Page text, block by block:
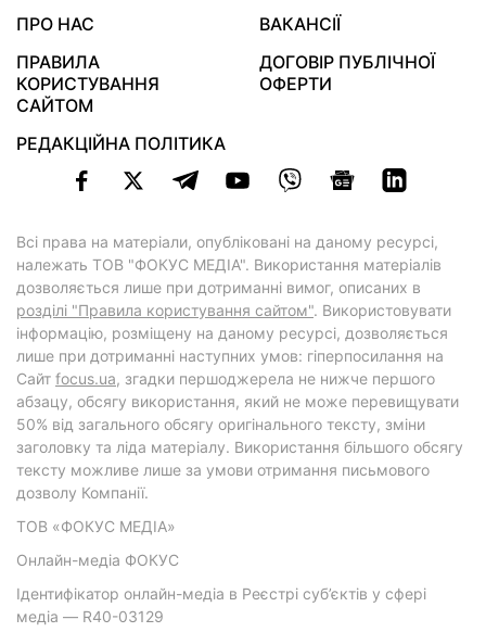
ПРО НАС
ВАКАНСІЇ
ПРАВИЛА
КОРИСТУВАННЯ
САЙТОМ
ДОГОВІР ПУБЛІЧНОЇ
ОФЕРТИ
РЕДАКЦІЙНА ПОЛІТИКА
Всі права на матеріали, опубліковані на даному ресурсі,
належать ТОВ "ФОКУС МЕДІА". Використання матеріалів
дозволяється лише при дотриманні вимог, описаних в
розділі "Правила користування сайтом". Використовувати
інформацію, розміщену на даному ресурсі, дозволяється
лише при дотриманні наступних умов: гіперпосилання на
Cайт focus.ua, згадки першоджерела не нижче першого
абзацу, обсягу використання, який не може перевищувати
50% від загального обсягу оригінального тексту, зміни
заголовку та ліда матеріалу. Використання більшого обсягу
тексту можливе лише за умови отримання письмового
дозволу Компанії.
ТОВ «ФОКУС МЕДІА»
Онлайн-медіа ФОКУС
Ідентифікатор онлайн-медіа в Реєстрі суб’єктів у сфері
медіа — R40-03129